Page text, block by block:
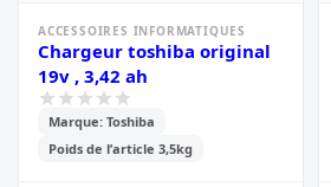
ACCESSOIRES INFORMATIQUES
Chargeur toshiba original
19v , 3,42 ah
Marque: Toshiba
Poids de l’article 3,5kg